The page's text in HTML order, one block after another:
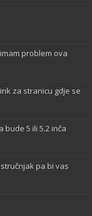
problem ova
za stranicu gdje se
bude 5 ili 5.2 inča
pa bi vas